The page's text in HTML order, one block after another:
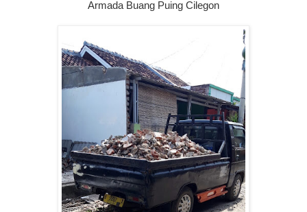
Armada Buang Puing Cilegon